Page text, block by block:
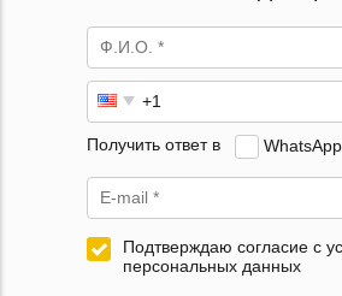
Получить ответ в WhatsApp
Подтверждаю согласие с
персональных данных